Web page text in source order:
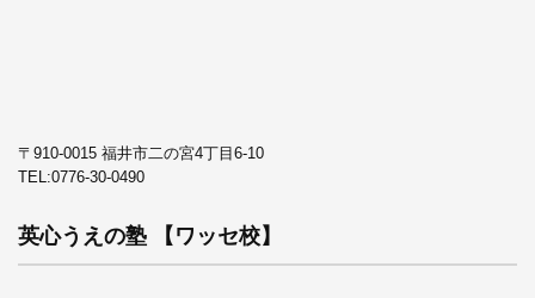
〒910-0015 福井市二の宮4丁目6-10
TEL:0776-30-0490
英心うえの塾 【ワッセ校】